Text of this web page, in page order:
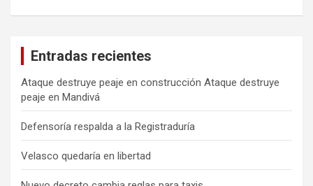
Entradas recientes
Ataque destruye peaje en construcción Ataque destruye
peaje en Mandivá
Defensoría respalda a la Registraduría
Velasco quedaría en libertad